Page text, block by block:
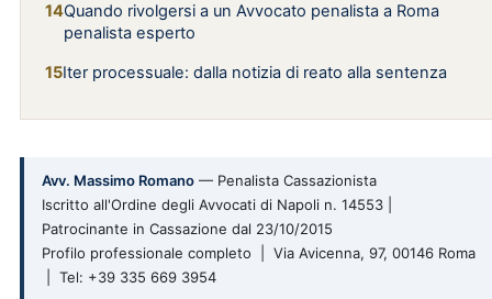
Quando rivolgersi a un Avvocato penalista a Roma
penalista esperto
Iter processuale: dalla notizia di reato alla sentenza
Avv. Massimo Romano — Penalista Cassazionista
Iscritto all'Ordine degli Avvocati di Napoli n. 14553 |
Patrocinante in Cassazione dal 23/10/2015
Profilo professionale completo | Via Avicenna, 97, 00146 Roma
| Tel: +39 335 669 3954